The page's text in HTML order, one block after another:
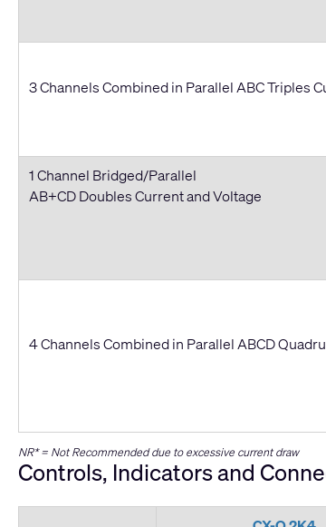
3 Channels Combined in Parallel ABC Triples
1 Channel Bridged/Parallel
AB+CD Doubles Current and Voltage
4 Channels Combined in Parallel ABCD
NR* = Not Recommended due to excessive current draw
Controls, Indicators and